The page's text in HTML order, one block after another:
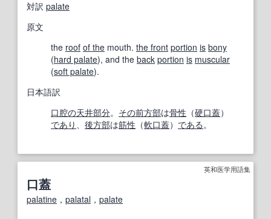
対訳 palate
原文
the roof of the mouth. the front portion is bony
(hard palate), and the back portion is muscular
(soft palate).
日本語訳
口腔の天井部分。 その前方部は骨性 （硬口蓋）
であり 、 後方部は筋性 （軟口蓋） である。
英和医学用語集
口蓋
palatine ， palatal ， palate